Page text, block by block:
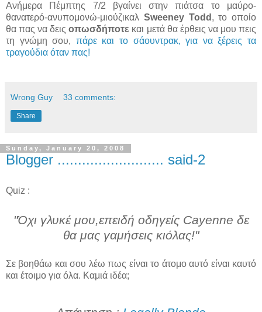
Ανήμερα Πέμπτης 7/2 βγαίνει στην πιάτσα το μαύρο-
θανατερό-ανυπομονώ-μιούζικαλ Sweeney Todd , το οποίο
θα πας να δειςοπωσδήποτε και μετά θα έρθεις να μου πεις
τη γνώμη σου, πάρε και το σάουντρακ, για να ξέρεις τα
τραγούδια όταν πας!
Wrong Guy 33 comments:
Share
Sunday, January 20, 2008
Blogger .......................... said-2
Quiz :
"Όχι γλυκέ μου,επειδή οδηγείς Cayenne δε
θα μας γαμήσεις κιόλας!"
Σε βοηθάω και σου λέω πως είναι το άτομο αυτό είναι καυτό
και έτοιμο για όλα. Καμιά ιδέα;